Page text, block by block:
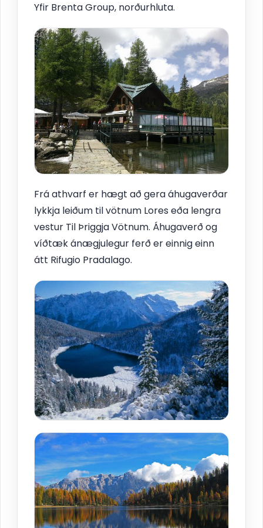
Yfir Brenta Group, norðurhluta.
Frá athvarf er hægt að gera áhugaverðar
lykkja leiðum til vötnum Lores eða lengra
vestur Til Þriggja Vötnum. Áhugaverð og
víðtæk ánægjulegur ferð er einnig einn
átt Rifugio Pradalago.